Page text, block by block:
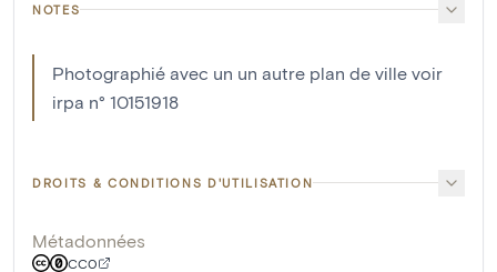
NOTES
Photographié avec un un autre plan de ville voir
irpa n° 10151918
DROITS & CONDITIONS D'UTILISATION
Métadonnées
CC0